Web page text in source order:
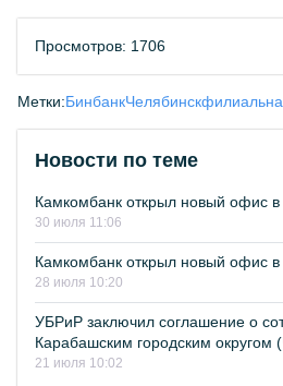
Просмотров: 1706
Метки:БинбанкЧелябинск
Новости по теме
Камкомбанк открыл новый офис
30 июля 11:06
Камкомбанк открыл новый офис
28 июля 10:20
УБРиР заключил соглашение о
Карабашским городским округом
21 июля 10:02